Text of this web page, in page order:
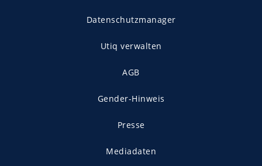
Datenschutzmanager
Utiq verwalten
AGB
Gender-Hinweis
Presse
Mediadaten